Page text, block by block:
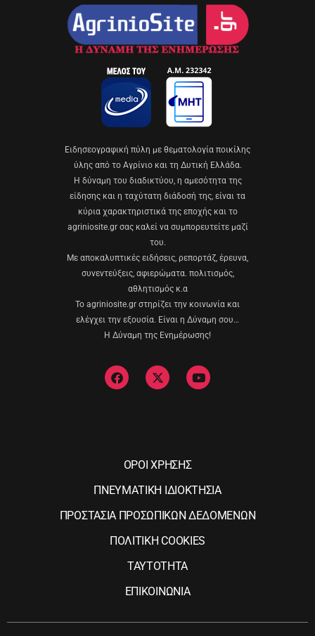
Eιδησεογραφική πύλη με θεματολογία ποικίλης
ύλης από το Αγρίνιο και τη Δυτική Ελλάδα.
Η δύναμη του διαδικτύου, η αμεσότητα της
είδησης και η ταχύτατη διάδοσή της, είναι τα
κύρια χαρακτηριστικά της εποχής και το
agriniosite.gr σας καλεί να συμπορευτείτε μαζί
του.
Με αποκαλυπτικές ειδήσεις, ρεπορτάζ, έρευνα,
συνεντεύξεις, αφιερώματα. πολιτισμός,
αθλητισμός κ.α
Το agriniosite.gr στηρίζει την κοινωνία και
ελέγχει την εξουσία. Είναι η Δύναμη σου…
Η Δύναμη της Ενημέρωσης!
ΟΡΟΙ ΧΡΗΣΗΣ
ΠΝΕΥΜΑΤΙΚΗ ΙΔΙΟΚΤΗΣΙΑ
ΠΡΟΣΤΑΣΙΑ ΠΡΟΣΩΠΙΚΩΝ ΔΕΔΟΜΕΝΩΝ
ΠΟΛΙΤΙΚΗ COOKIES
ΤΑΥΤΟΤΗΤΑ
ΕΠΙΚΟΙΝΩΝΙΑ